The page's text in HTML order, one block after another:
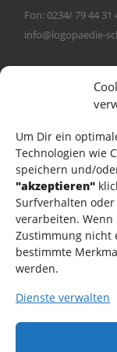
Um Dir ein
Technologien wie
speichern und/
"akzeptieren"
Surfverhalten
verarbeiten. Wenn
Zustimmung nicht
bestimmte
werden.
Dienste verwalten
Fon: 0234/ 79 44 31
info@logopaedie-
Unsere Leistungen
Über uns
Türkçe
Kontakt
Impressum